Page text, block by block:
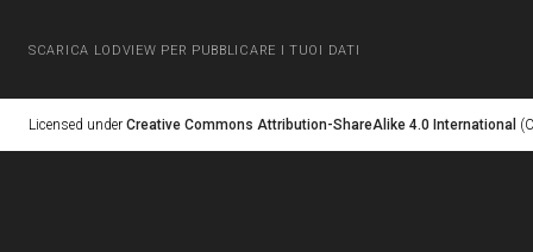
SCARICA LODVIEW PER PUBBLICARE I TUOI DATI
Licensed under Creative Commons Attribution-ShareAlike 4.0 International